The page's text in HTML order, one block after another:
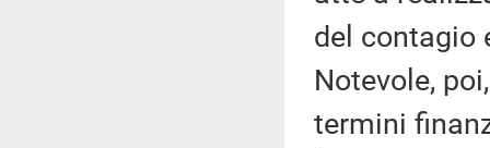
del contagio
Notevole,
termini